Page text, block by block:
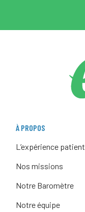
À PROPOS
L’expérience patient
Nos missions
Notre Baromètre
Notre équipe